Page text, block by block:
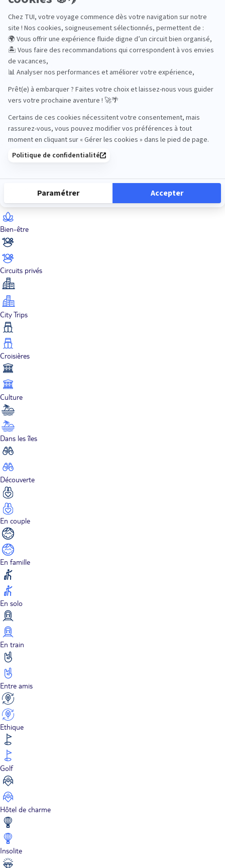
Océan Indien
Nos thématiques
Actif
Bien-être
Circuits privés
City Trips
Croisières
Culture
Dans les îles
Découverte
En couple
En famille
En solo
En train
Entre amis
Ethique
Golf
Hôtel de charme
Insolite